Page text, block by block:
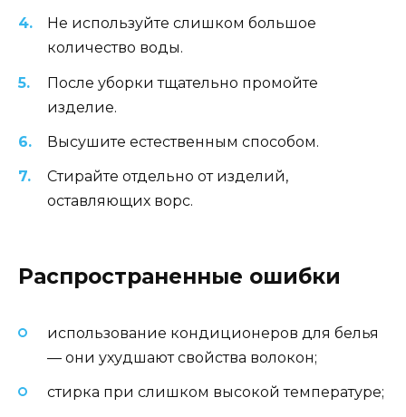
Не используйте слишком большое
количество воды.
После уборки тщательно промойте
изделие.
Высушите естественным способом.
Стирайте отдельно от изделий,
оставляющих ворс.
Распространенные ошибки
использование кондиционеров для белья
— они ухудшают свойства волокон;
стирка при слишком высокой температуре;